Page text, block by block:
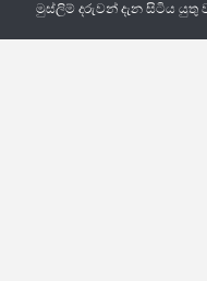
මුස්ලිම් දරුවන් දැන සිටිය යුතු